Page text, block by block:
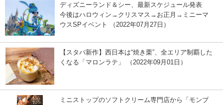
ディズニーランド＆シー、最新スケジュール発表
今後はハロウィン→クリスマス→お正月→ミニーマ
ウスSPイベント （2022年07月27日）
【スタバ新作】西日本は“焼き栗”、全エリア制覇した
くなる「マロンラテ」 （2022年09月01日）
ミニストップのソフトクリーム専門店から「モンブ